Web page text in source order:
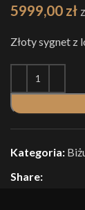
5999,00 zł
Złoty sygnet z
Kategoria:
Share: